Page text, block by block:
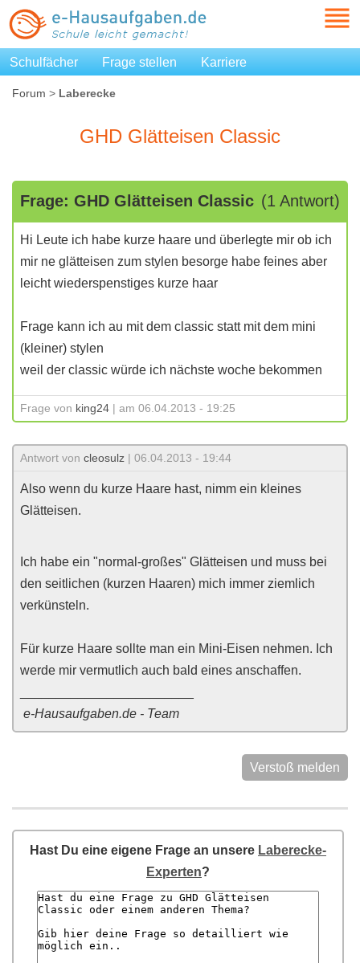
Schulfächer Frage stellen Karriere
Forum > Laberecke
GHD Glätteisen Classic
Frage: GHD Glätteisen Classic (1 Antwort)
Hi Leute ich habe kurze haare und überlegte mir ob ich
mir ne glätteisen zum stylen besorge habe feines aber
leicht wiederspenstiges kurze haar
Frage kann ich au mit dem classic statt mit dem mini
(kleiner) stylen
weil der classic würde ich nächste woche bekommen
Frage von king24 | am 06.04.2013 - 19:25
Antwort von cleosulz | 06.04.2013 - 19:44
Also wenn du kurze Haare hast, nimm ein kleines
Glätteisen.
Ich habe ein "normal-großes" Glätteisen und muss bei
den seitlichen (kurzen Haaren) mich immer ziemlich
verkünsteln.
Für kurze Haare sollte man ein Mini-Eisen nehmen. Ich
werde mir vermutlich auch bald eines anschaffen.
e-Hausaufgaben.de - Team
Verstoß melden
Hast Du eine eigene Frage an unsere Laberecke-
Experten?